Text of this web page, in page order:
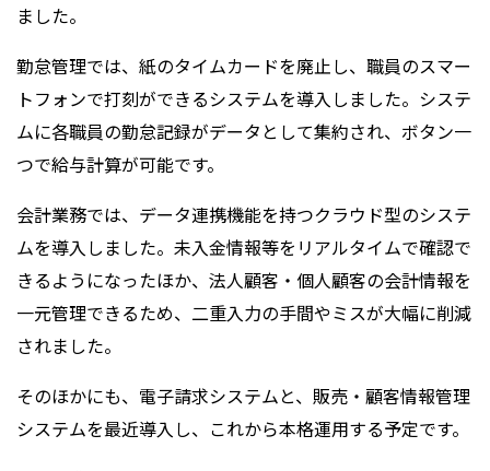
ました。
勤怠管理では、紙のタイムカードを廃止し、職員のスマー
トフォンで打刻ができるシステムを導入しました。システ
ムに各職員の勤怠記録がデータとして集約され、ボタン一
つで給与計算が可能です。
会計業務では、データ連携機能を持つクラウド型のシステ
ムを導入しました。未入金情報等をリアルタイムで確認で
きるようになったほか、法人顧客・個人顧客の会計情報を
一元管理できるため、二重入力の手間やミスが大幅に削減
されました。
そのほかにも、電子請求システムと、販売・顧客情報管理
システムを最近導入し、これから本格運用する予定です。